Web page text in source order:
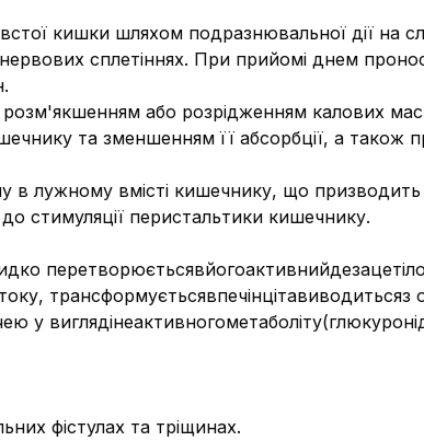
кишки шляхом подразнювальної дії на
сплетіннях. При прийомі днем
або розрідженням калових
та зменшенням її абсорбції, а також
в лужному вмісті кишечнику, що
стимуляції перистальтики кишечнику.
трансформуєтьсявпечінцітавиводитьсяз
у
фістулах та тріщинах.